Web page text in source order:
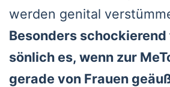
wer­den geni­tal
Beson­ders
sön­lich es, wenn zur
gera­de von Frau­en